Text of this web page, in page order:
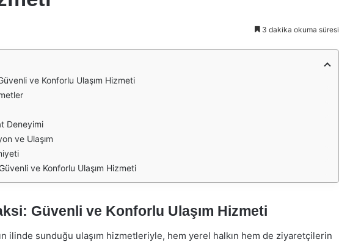
3 dakika okuma süresi
ve Konforlu Ulaşım Hizmeti
Deneyimi
ve Ulaşım
ve Konforlu Ulaşım Hizmeti
Güvenli ve Konforlu Ulaşım Hizmeti
ilinde sunduğu ulaşım hizmetleriyle, hem yerel halkın hem de ziyaretçilerin